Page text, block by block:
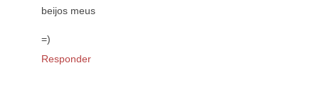
beijos meus
=)
Responder